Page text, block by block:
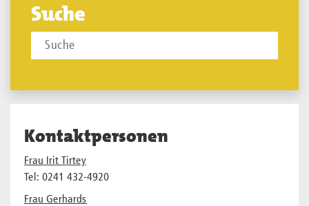
Suche
Kontaktpersonen
Frau Irit Tirtey
Tel: 0241 432-4920
Frau Gerhards